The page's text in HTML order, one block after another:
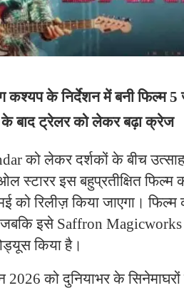
कश्यप के निर्देशन में बनी फिल्म 5
बाद ट्रेलर को लेकर बढ़ा क्रेज
को लेकर दर्शकों के बीच उत्साह
स्टारर इस बहुप्रतीक्षित
को रिलीज़ किया जाएगा।
जबकि इसे Saffron
किया है।
को दुनियाभर के सिनेमाघरों